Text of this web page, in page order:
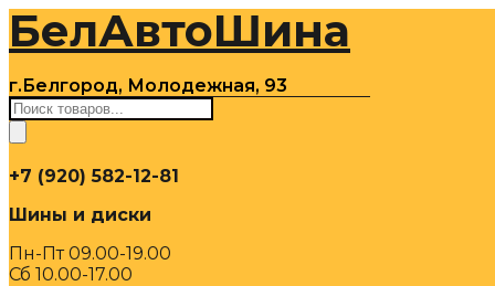
Перейти
содержимому
БелАвтоШина
г.Белгород, Молодежная, 93
Поиск
товаров
+7 (920) 582-12-81
Шины и диски
Пн-Пт 09.00-19.00
Сб 10.00-17.00